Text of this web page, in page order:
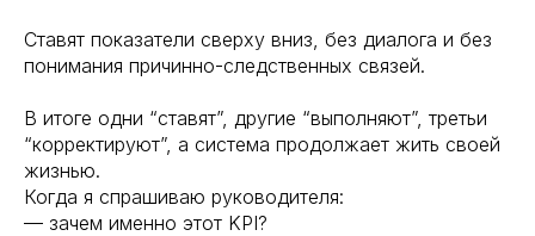
Ставят показатели сверху вниз, без диалога и без
понимания причинно-следственных связей.
В итоге одни “ставят”, другие “выполняют”, третьи
“корректируют”, а система продолжает жить своей
жизнью.
Когда я спрашиваю руководителя:
— зачем именно этот KPI?